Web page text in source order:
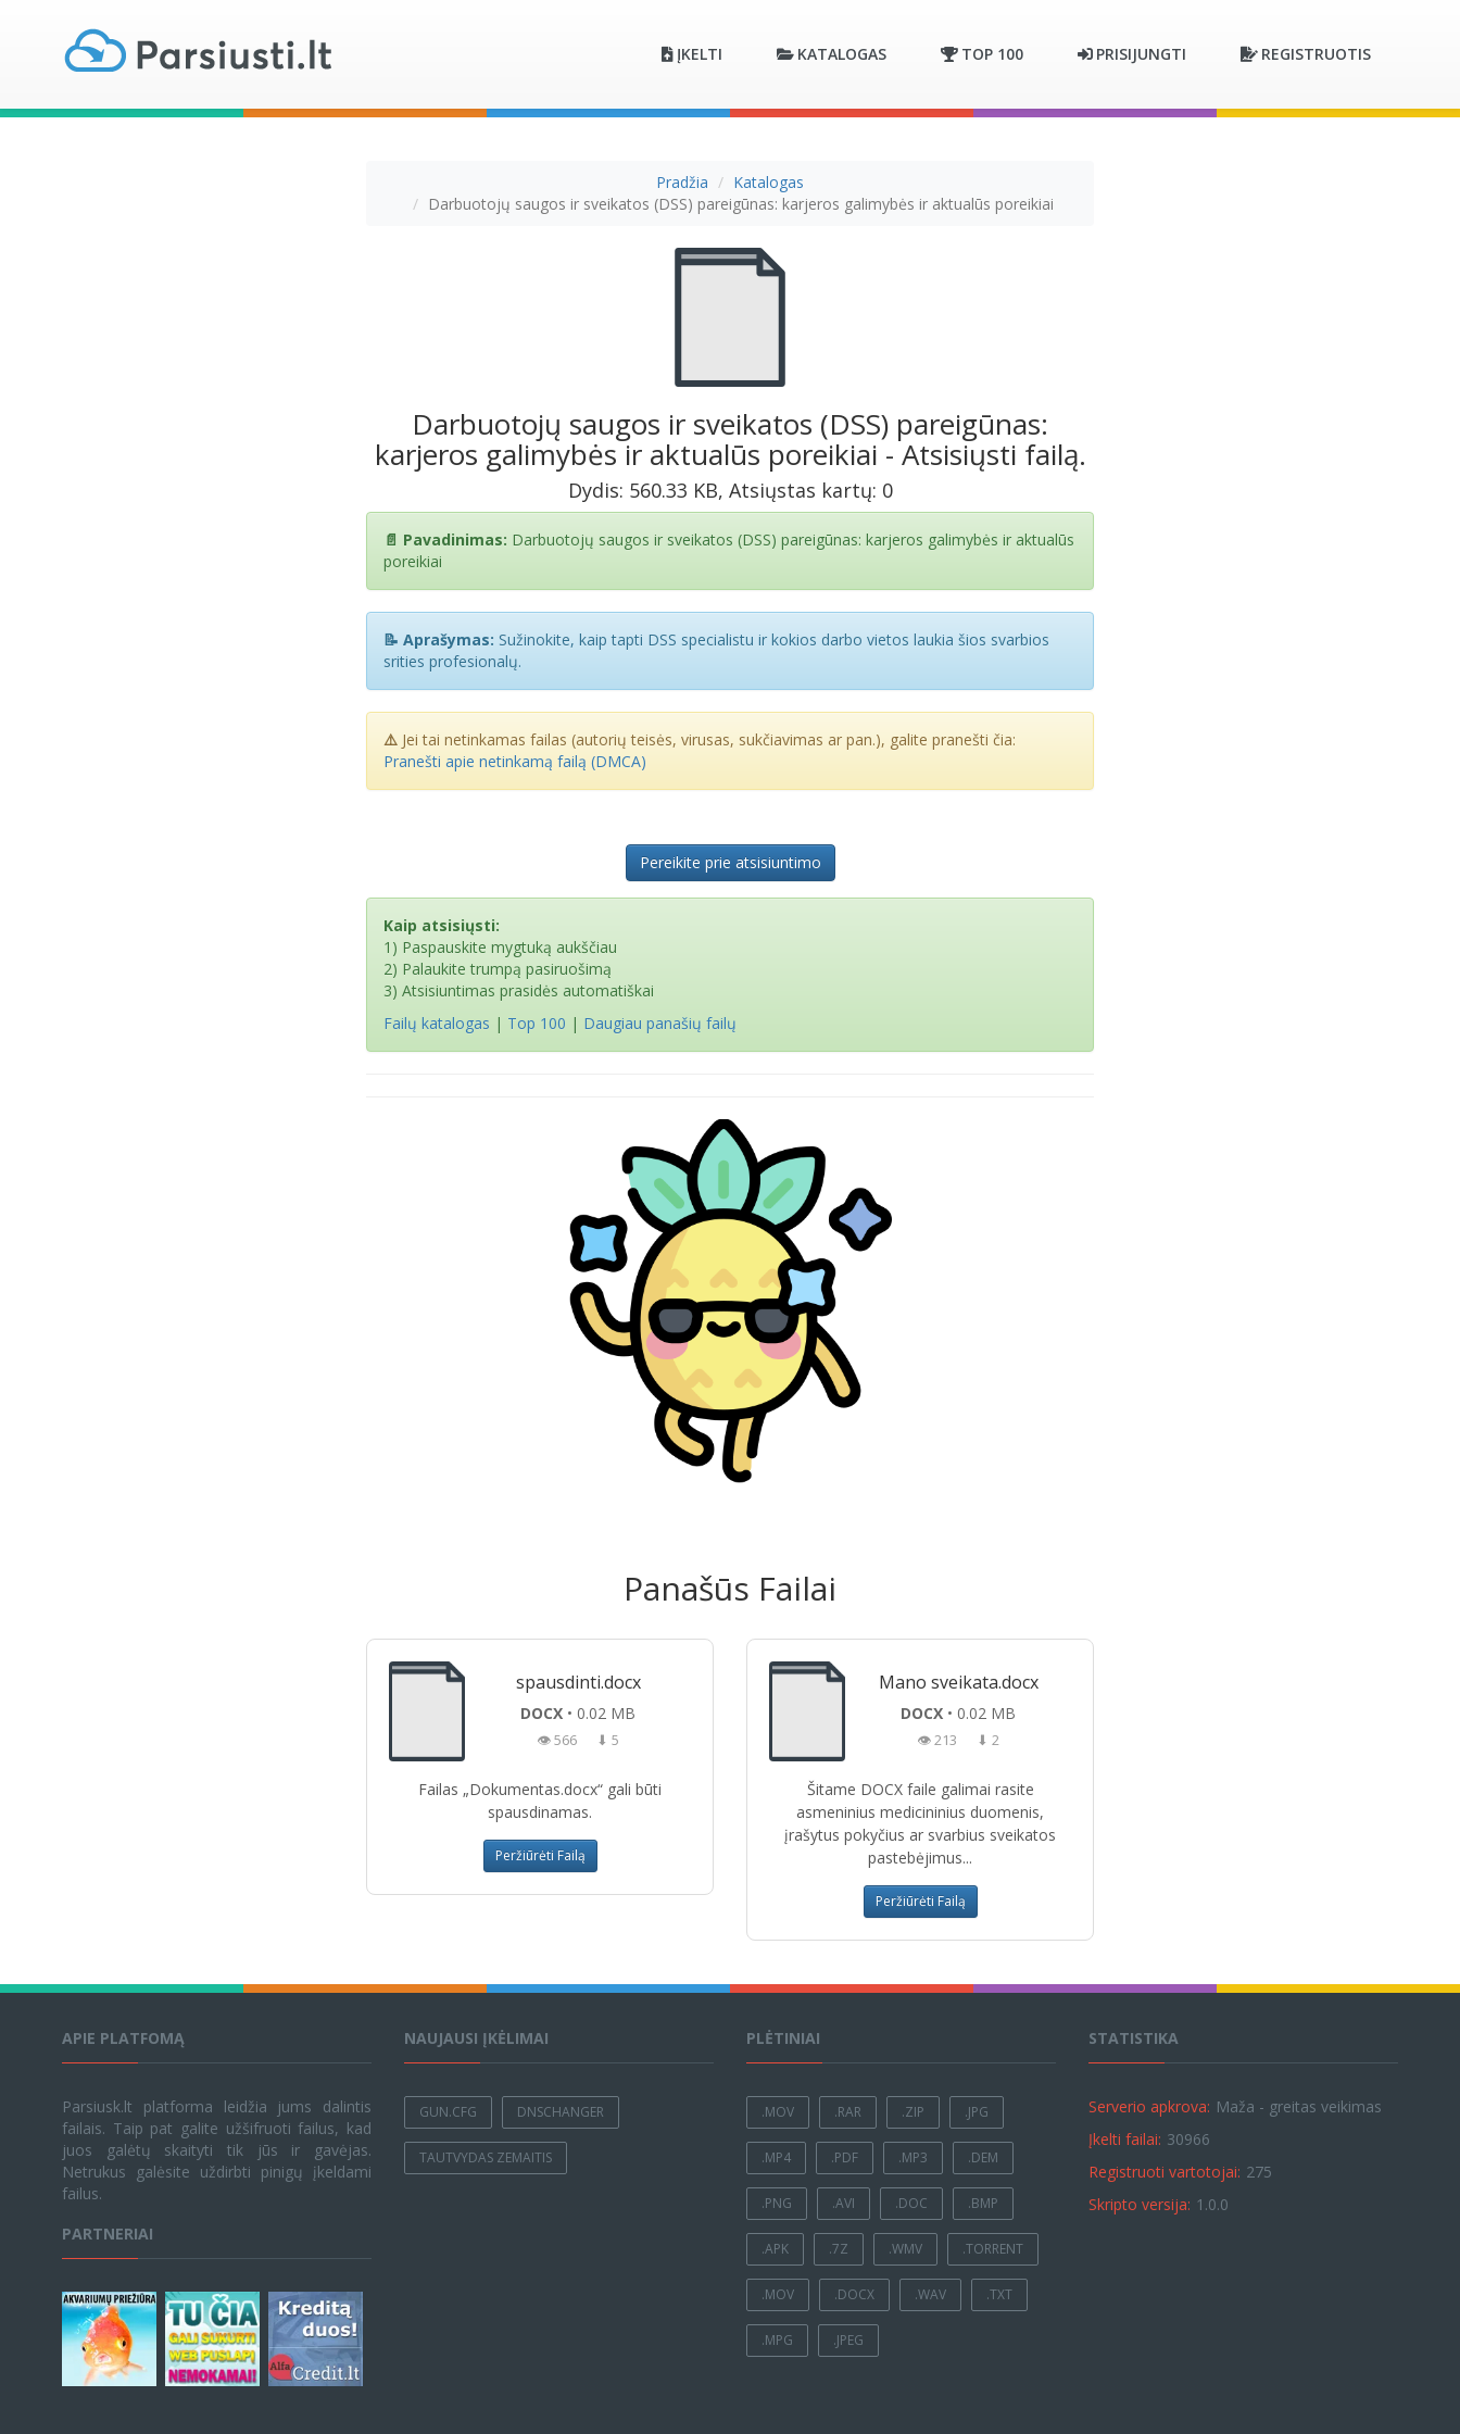
ĮKELTI KATALOGAS TOP 100 PRISIJUNGTI REGISTRUOTIS
Pradžia
Katalogas
Darbuotojų saugos ir sveikatos (DSS) pareigūnas: karjeros galimybės ir aktualūs poreikiai
Darbuotojų saugos ir sveikatos (DSS) pareigūnas:
karjeros galimybės ir aktualūs poreikiai - Atsisiųsti failą.
Dydis: 560.33 KB, Atsiųstas kartų: 0
📄 Pavadinimas: Darbuotojų saugos ir sveikatos (DSS) pareigūnas: karjeros galimybės ir aktualūs
poreikiai
📝 Aprašymas: Sužinokite, kaip tapti DSS specialistu ir kokios darbo vietos laukia šios svarbios
srities profesionalų.
⚠️ Jei tai netinkamas failas (autorių teisės, virusas, sukčiavimas ar pan.), galite pranešti čia:
Pranešti apie netinkamą failą (DMCA)
Pereikite prie atsisiuntimo
Kaip atsisiųsti:
1) Paspauskite mygtuką aukščiau
2) Palaukite trumpą pasiruošimą
3) Atsisiuntimas prasidės automatiškai
Failų katalogas | Top 100 | Daugiau panašių failų
Panašūs Failai
spausdinti.docx
DOCX • 0.02 MB
👁 566 ⬇ 5
Failas „Dokumentas.docx“ gali būti
spausdinamas.
Peržiūrėti Failą
Mano sveikata.docx
DOCX • 0.02 MB
👁 213 ⬇ 2
Šitame DOCX faile galimai rasite
asmeninius medicininius duomenis,
įrašytus pokyčius ar svarbius sveikatos
pastebėjimus...
Peržiūrėti Failą
APIE PLATFOMĄ
Parsiusk.lt platforma leidžia jums dalintis
failais. Taip pat galite užšifruoti failus, kad
juos galėtų skaityti tik jūs ir gavėjas.
Netrukus galėsite uždirbti pinigų įkeldami
failus.
PARTNERIAI
NAUJAUSI ĮKĖLIMAI
GUN.CFG DNSCHANGER
TAUTVYDAS ZEMAITIS
PLĖTINIAI
.MOV .RAR .ZIP .JPG
.MP4 .PDF .MP3 .DEM
.PNG .AVI .DOC .BMP
.APK .7Z .WMV .TORRENT
.MOV .DOCX .WAV .TXT
.MPG .JPEG
STATISTIKA
Serverio apkrova: Maža - greitas veikimas
Įkelti failai: 30966
Registruoti vartotojai: 275
Skripto versija: 1.0.0